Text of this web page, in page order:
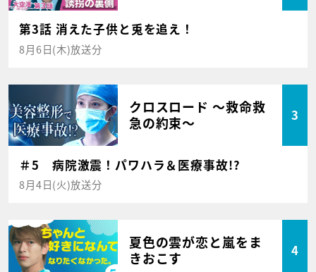
第3話 消えた子供と兎を追え！
8月6日(木)放送分
クロスロード ～救命救
急の約束～
3
＃5 病院激震！パワハラ＆医療事故!?
8月4日(火)放送分
夏色の雲が恋と嵐をま
きおこす
4